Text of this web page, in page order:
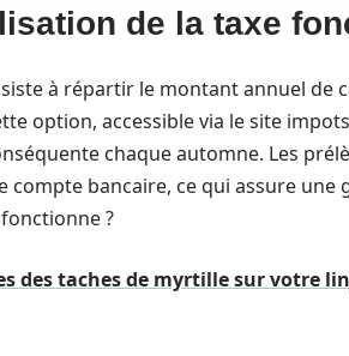
de la taxe
à répartir le montant annuel de
option, accessible via le site
chaque automne. Les
bancaire, ce qui assure une
?
des taches de myrtille sur votre